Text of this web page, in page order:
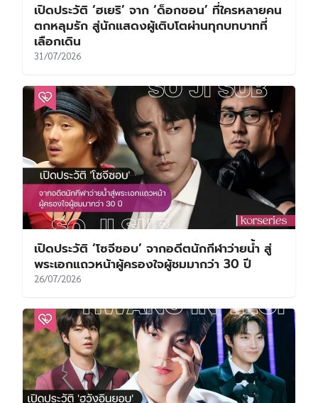
เปิดประวัติ ‘ฮเยริ’ จาก ‘ด็อกซอน’ ที่ใครหลายคน
ตกหลุมรัก สู่นักแสดงผู้เติบโตผ่านทุกบทบาทที่
เลือกเดิน
31/07/2026
เปิดประวัติ ‘โซจีซอบ’ จากอดีตนักกีฬาว่ายน้ำ สู่
พระเอกแถวหน้าผู้ครองใจผู้ชมมากว่า 30 ปี
26/07/2026